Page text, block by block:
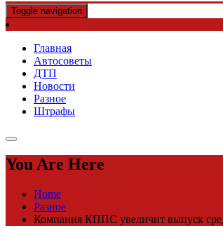
Toggle navigation
Главная
Автосоветы
ДТП
Новости
Разное
Штрафы
You Are Here
Home
Разное
Компания КППС увеличит выпуск